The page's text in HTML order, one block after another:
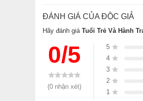
Hy vọng, “Tuổi trẻ và hành
làm công tác giáo dục và
Thông tin tác giả
Nguyên Cẩn
Tiến sĩ Nguyên Cẩn
(tên
Tiến sĩ chuyên ngành
ĐÁNH GIÁ CỦA ĐỘC GIẢ
Hãy đánh giá Tuổi Trẻ Và Hành
0/5
(0 nhận xét)
5
4
3
2
1